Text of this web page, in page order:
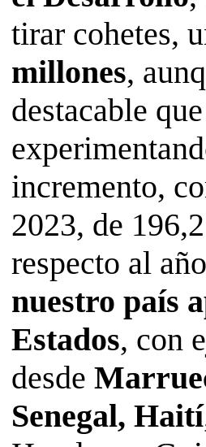
tirar cohetes,
millones,
destacable
incremento,
2023, de
respecto al
nuestro país
Estados, con
desde
Senegal, Haití